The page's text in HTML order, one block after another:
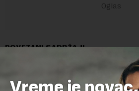
POVEZANI SADRŽAJI